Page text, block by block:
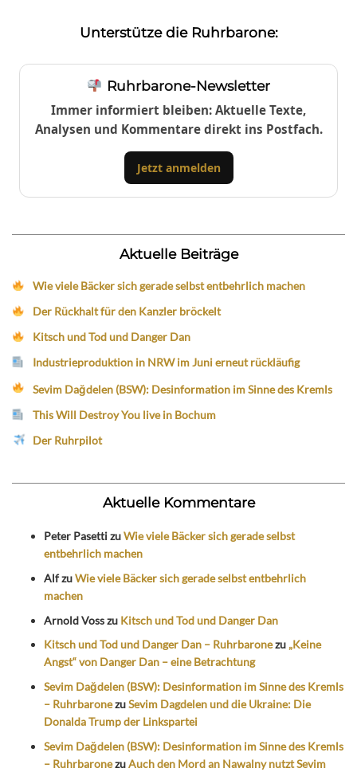
Unterstütze die Ruhrbarone:
Ruhrbarone-Newsletter
Immer informiert bleiben: Aktuelle Texte,
Analysen und Kommentare direkt ins Postfach.
Jetzt anmelden
Aktuelle Beiträge
Wie viele Bäcker sich gerade selbst entbehrlich machen
Der Rückhalt für den Kanzler bröckelt
Kitsch und Tod und Danger Dan
Industrieproduktion in NRW im Juni erneut rückläufig
Sevim Dağdelen (BSW): Desinformation im Sinne des Kremls
This Will Destroy You live in Bochum
Der Ruhrpilot
Aktuelle Kommentare
Peter PasettizuWie viele Bäcker sich gerade selbst
entbehrlich machen
AlfzuWie viele Bäcker sich gerade selbst entbehrlich
machen
Arnold Vosszu Kitsch und Tod und Danger Dan
Kitsch und Tod und Danger Dan – Ruhrbaronezu „Keine
Angst“ von Danger Dan – eine Betrachtung
Sevim Dağdelen (BSW): Desinformation im Sinne des Kremls
– RuhrbaronezuSevim Dagdelen und die Ukraine: Die
Donalda Trump der Linkspartei
Sevim Dağdelen (BSW): Desinformation im Sinne des Kremls
– RuhrbaronezuAuch den Mord an Nawalny nutzt Sevim